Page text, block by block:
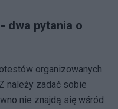
dwa pytania o
organizowanych
należy zadać sobie
nie znajdą się wśród